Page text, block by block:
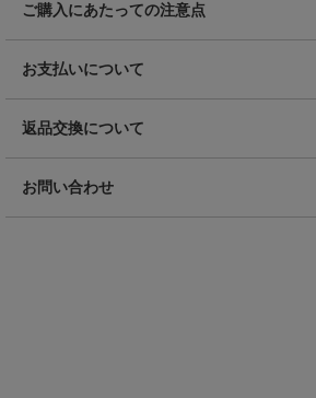
ご購入にあたっての注意点
お支払いについて
返品交換について
お問い合わせ